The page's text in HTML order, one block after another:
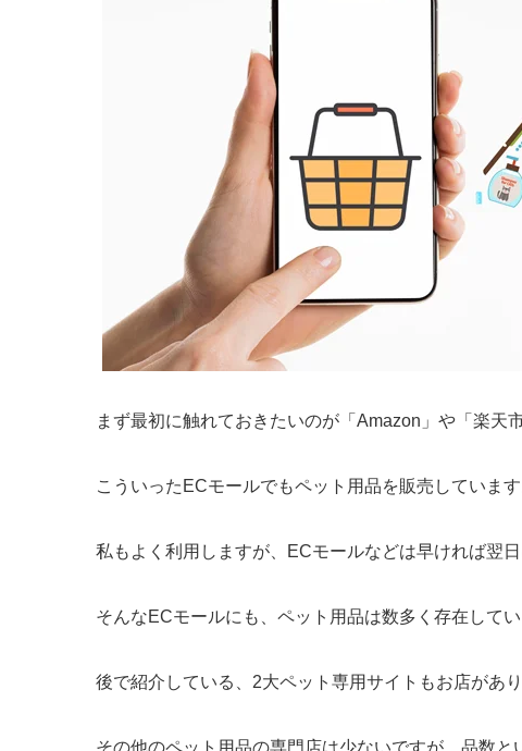
まず最初に触れておきたいのが「Amazon」や「楽天
こういったECモールでもペット用品を販売しています
私もよく利用しますが、ECモールなどは早ければ翌
そんなECモールにも、ペット用品は数多く存在してい
後で紹介している、2大ペット専用サイトもお店があり